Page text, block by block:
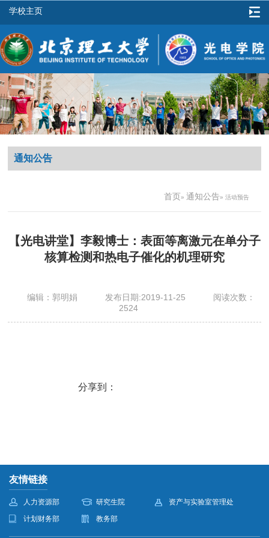
学校主页
通知公告
首页» 通知公告» 活动预告
【光电讲堂】李毅博士：表面等离激元在单分子
核算检测和热电子催化的机理研究
编辑：郭明娟 发布日期:2019-11-25
阅读次数：
2524
分享到：
友情链接
人力资源部 研究生院
资产与实验室管理处
计划财务部
教务部